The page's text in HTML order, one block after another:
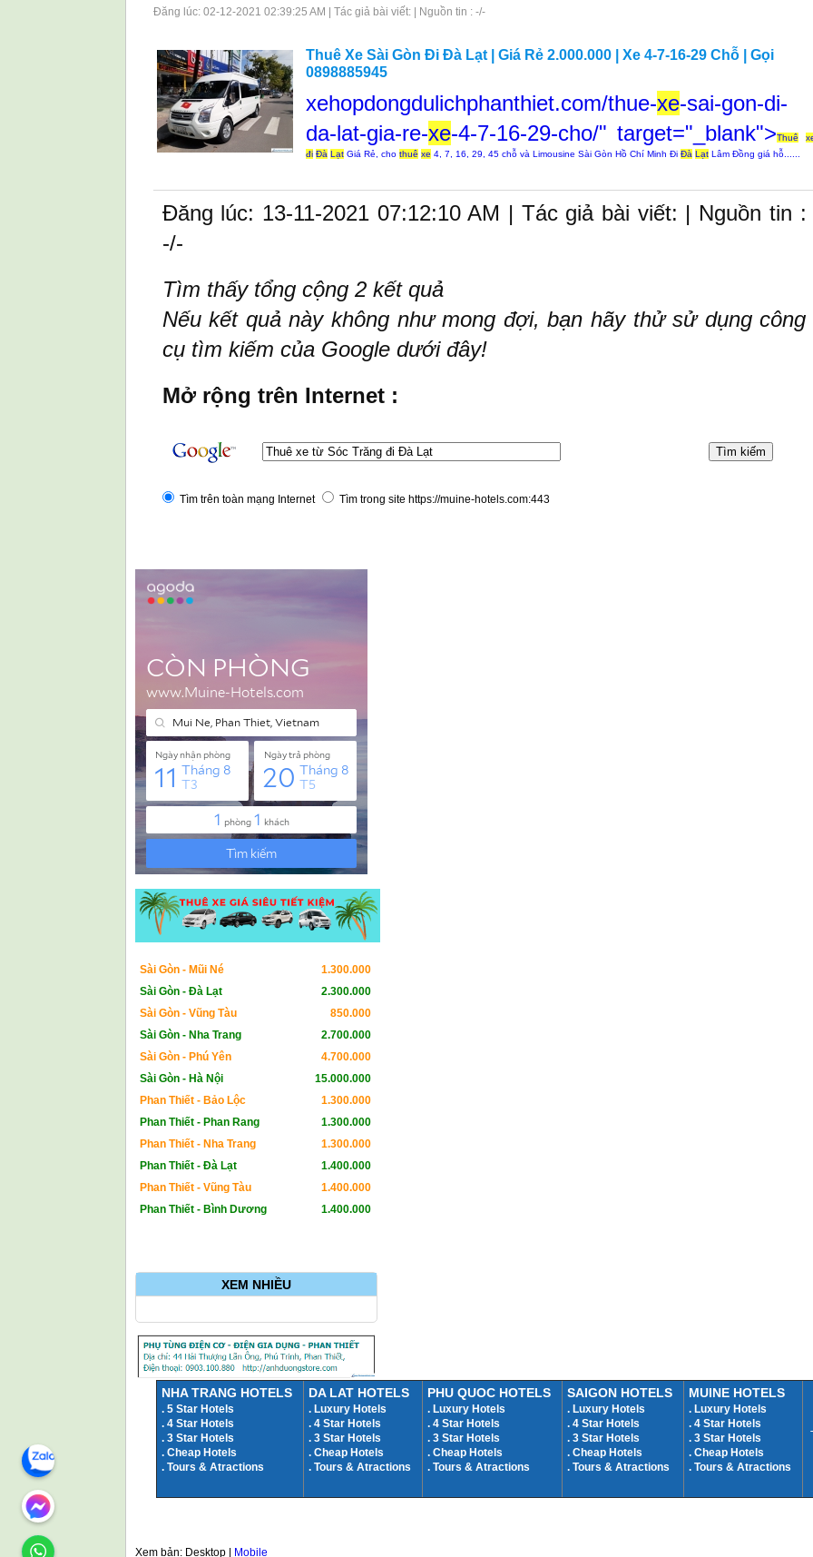
Đăng lúc: 02-12-2021 02:39:25 AM | Tác giả bài viết: | Nguồn tin : -/-
Thuê Xe Sài Gòn Đi Đà Lạt | Giá Rẻ 2.000.000 | Xe 4-7-16-29 Chỗ | Gọi
0898885945
xehopdongdulichphanthiet.com/thue-xe-sai-gon-di-
da-lat-gia-re-xe-4-7-16-29-cho/" target="_blank">Thuê
đi Đà Lạt Giá Rẻ, cho thuê xe 4, 7, 16, 29, 45 chỗ và Limousine Sài Gòn Hồ Chí Minh Đi Đà Lạt Lâm Đồng giá hỗ......
Đăng lúc: 13-11-2021 07:12:10 AM | Tác giả bài viết: | Nguồn tin :
-/-
Tìm thấy tổng cộng 2 kết quả
Nếu kết quả này không như mong đợi, bạn hãy thử sử dụng công
cụ tìm kiếm của Google dưới đây!
Mở rộng trên Internet :
Tìm trên toàn mạng Internet Tìm trong site https://muine-hotels.com:443
Sài Gòn - Mũi Né
1.300.000
Sài Gòn - Đà Lạt
2.300.000
Sài Gòn - Vũng Tàu
850.000
Sài Gòn - Nha Trang
2.700.000
Sài Gòn - Phú Yên
4.700.000
Sài Gòn - Hà Nội
15.000.000
Phan Thiết - Bảo Lộc
1.300.000
Phan Thiết - Phan Rang
1.300.000
Phan Thiết - Nha Trang
1.300.000
Phan Thiết - Đà Lạt
1.400.000
Phan Thiết - Vũng Tàu
1.400.000
Phan Thiết - Bình Dương
1.400.000
XEM NHIỀU
NHA TRANG HOTELS
. 5 Star Hotels
. 4 Star Hotels
. 3 Star Hotels
. Cheap Hotels
. Tours & Atractions
DA LAT HOTELS
. Luxury Hotels
. 4 Star Hotels
. 3 Star Hotels
. Cheap Hotels
. Tours & Atractions
PHU QUOC HOTELS
. Luxury Hotels
. 4 Star Hotels
. 3 Star Hotels
. Cheap Hotels
. Tours & Atractions
SAIGON HOTELS
. Luxury Hotels
. 4 Star Hotels
. 3 Star Hotels
. Cheap Hotels
. Tours & Atractions
MUINE HOTELS
. Luxury Hotels
. 4 Star Hotels
. 3 Star Hotels
. Cheap Hotels
. Tours & Atractions
Xem bản: Desktop | Mobile